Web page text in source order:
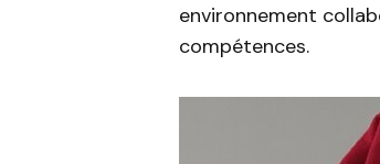
environnement
compétences.